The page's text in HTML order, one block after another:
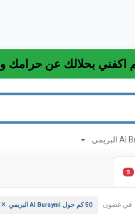
5
في غضون 50 كم حول Al Buraymi البريمي